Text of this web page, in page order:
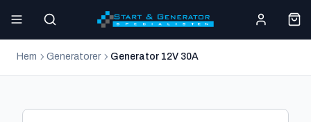
Hem Generatorer Generator 12V 30A